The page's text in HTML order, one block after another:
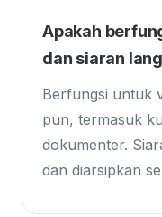
Apakah
dan siaran
Berfungsi untuk
pun, termasuk
dokumenter.
dan diarsipkan